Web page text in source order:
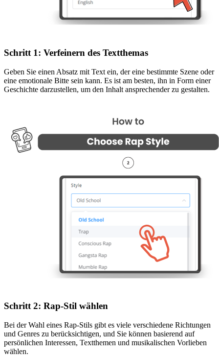
Schritt 1: Verfeinern des Textthemas
Geben Sie einen Absatz mit Text ein, der eine bestimmte Szene oder
eine emotionale Bitte sein kann. Es ist am besten, ihn in Form einer
Geschichte darzustellen, um den Inhalt ansprechender zu gestalten.
Schritt 2: Rap-Stil wählen
Bei der Wahl eines Rap-Stils gibt es viele verschiedene Richtungen
und Genres zu berücksichtigen, und Sie können basierend auf
persönlichen Interessen, Textthemen und musikalischen Vorlieben
wählen.